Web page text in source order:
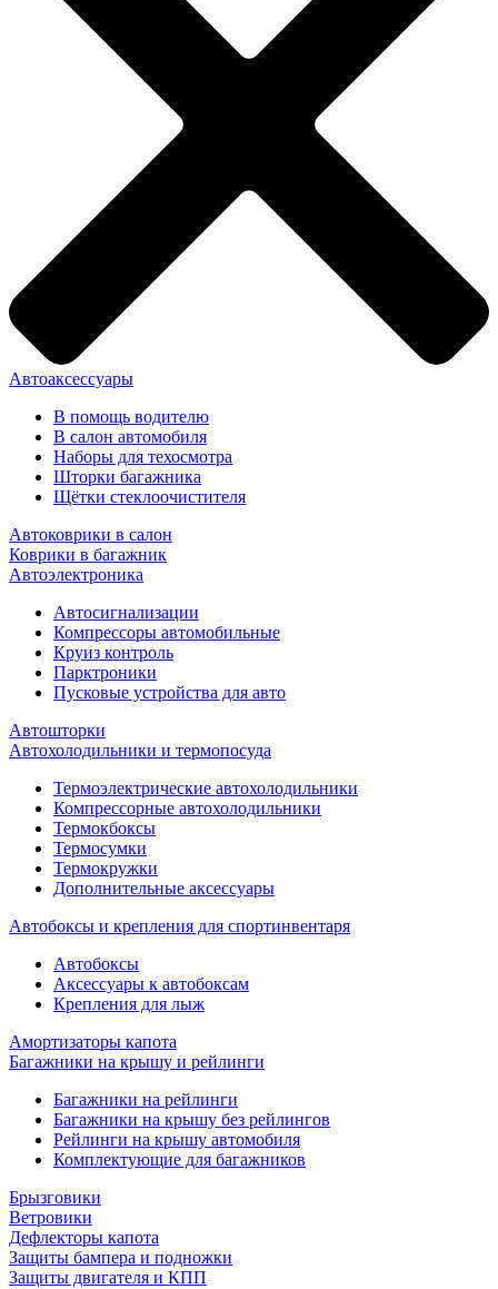
Автоаксессуары
В помощь водителю
В салон автомобиля
Наборы для техосмотра
Шторки багажника
Щётки стеклоочистителя
Автоковрики в салон
Коврики в багажник
Автоэлектроника
Автосигнализации
Компрессоры автомобильные
Круиз контроль
Парктроники
Пусковые устройства для авто
Автошторки
Автохолодильники и термопосуда
Термоэлектрические автохолодильники
Компрессорные автохолодильники
Термокбоксы
Термосумки
Термокружки
Дополнительные аксессуары
Автобоксы и крепления для спортинвентаря
Автобоксы
Аксессуары к автобоксам
Крепления для лыж
Амортизаторы капота
Багажники на крышу и рейлинги
Багажники на рейлинги
Багажники на крышу без рейлингов
Рейлинги на крышу автомобиля
Комплектующие для багажников
Брызговики
Ветровики
Дефлекторы капота
Защиты бампера и подножки
Защиты двигателя и КПП